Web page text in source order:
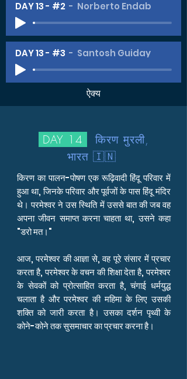
DAY 13 - #2 Norberto Endab
DAY 13 - #3 Santosh Guiday
ऐक्य
DAY 14
किरण मुरली,
भारत 🇮🇳
किरण का पालन-पोषण एक रूढ़िवादी हिंदू परिवार में
हुआ था, जिनके परिवार और पूर्वजों के पास हिंदू मंदिर
थे। परमेश्वर ने उस स्थिति में उससे बात की जब वह
अपना जीवन समाप्त करना चाहता था, उसने कहा
"डरो मत।"
आज, परमेश्वर की आज्ञा से, वह पूरे संसार में प्रचार
करता है, परमेश्वर के वचन की शिक्षा देता है, परमेश्वर
के सेवकों को प्रोत्साहित करता है, चंगाई धर्मयुद्ध
चलाता है और परमेश्वर की महिमा के लिए उसकी
शक्ति को जारी करता है। उसका दर्शन पृथ्वी के
कोने-कोने तक सुसमाचार का प्रचार करना है।